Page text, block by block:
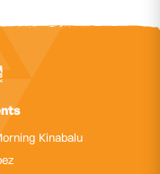
Kinabalu